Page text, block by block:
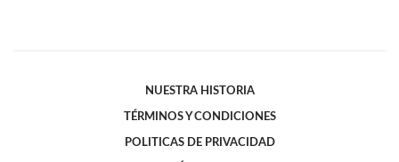
NUESTRA HISTORIA
TÉRMINOS Y CONDICIONES
POLITICAS DE PRIVACIDAD